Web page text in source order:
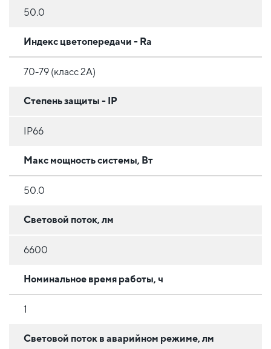
50.0
Индекс цветопередачи - Ra
70-79 (класс 2A)
Степень защиты - IP
IP66
Макс мощность системы, Вт
50.0
Световой поток, лм
6600
Номинальное время работы, ч
1
Световой поток в аварийном режиме, лм